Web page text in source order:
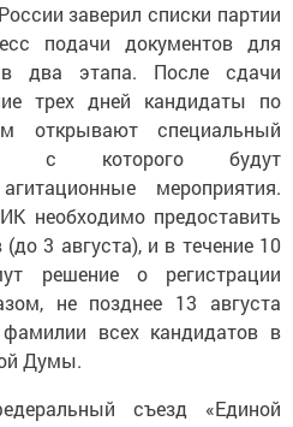
заверил списки партии
подачи документов для
в два этапа. После сдачи
трех дней кандидаты по
открывают специальный
с которого будут
мероприятия.
необходимо предоставить
3 августа), и в течение 10
решение о регистрации
не позднее 13 августа
всех кандидатов в
Думы.
съезд «Единой